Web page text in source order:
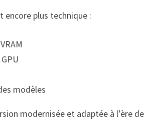
encore plus technique :
modèles
modernisée et adaptée à l’ère de